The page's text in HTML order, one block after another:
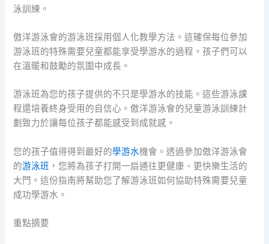
泳訓練。
傲洋游泳會的游泳班採用個人化教學方法。這確保每位參加
游泳班的特殊需要兒童都能享受學游水的過程。孩子們可以
在溫暖和鼓勵的氛圍中成長。
游泳班為您的孩子提供的不只是學游水的技能。這些游泳課
程還培養終身受用的自信心。傲洋游泳會的兒童游泳訓練計
劃致力於讓每位孩子都能感受到成就感。
您的孩子值得得到最好的學游水機會。透過參加傲洋游泳會
的游泳班 ，您將為孩子打開一扇通往更健康、更快樂生活的
大門。這份指南將幫助您了解游泳班如何協助特殊需要兒童
成功學游水。
重點摘要